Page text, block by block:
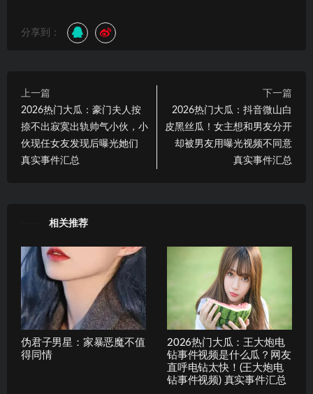
分享到：
上一篇
2026热门大瓜：豪门夫人按
捺不出寂寞出轨帅气小伙，小
伙现任女友发现后曝光她们
真实事件汇总
下一篇
2026热门大瓜：抖音微山白
皮黑丝瓜！女主想和男友分开
却被男友用曝光视频不同意
真实事件汇总
相关推荐
伪君子男星：家暴恶魔不值
得同情
2026热门大瓜：王大炮电
钻事件视频是什么瓜？网友
直呼电钻太快！(王大炮电
钻事件视频) 真实事件汇总